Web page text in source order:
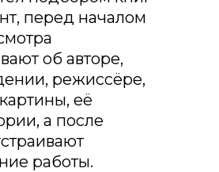
перед началом
об авторе,
режиссёре,
её
а после
работы.